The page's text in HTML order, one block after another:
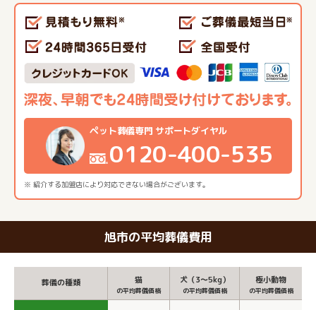
※ 紹介する加盟店により対応できない場合がございます。
ペット葬儀専門 サポートダイヤル
0120-400-535
旭市の平均葬儀費用
葬儀の種類 猫
の平均葬儀価格
犬（3～5kg）
の平均葬儀価格
極小動物
の平均葬儀価格